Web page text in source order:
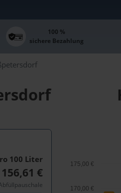
100 %
sichere Bezahlung
100 Liter
156,61 €
170,00 €
175,00 €